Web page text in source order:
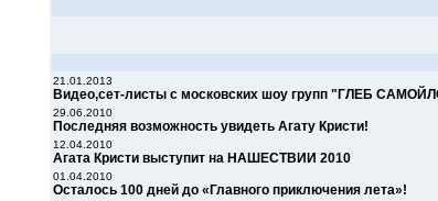
21.01.2013
Видео,сет-листы c московских шоу групп "ГЛЕБ
29.06.2010
Последняя возможность увидеть Агату Кристи!
12.04.2010
Агата Кристи выступит на НАШЕСТВИИ 2010
01.04.2010
Осталось 100 дней до «Главного приключения лета»!